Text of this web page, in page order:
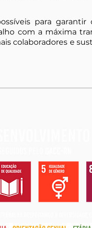
para
com a máxima
colaboradores e